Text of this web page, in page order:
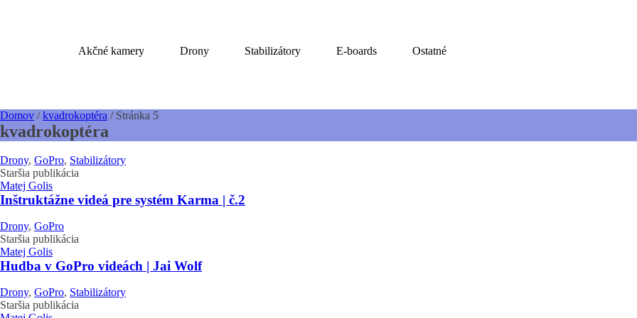
Akčné kamery Drony Stabilizátory E-boards Ostatné
Domov /kvadrokoptéra / Stránka 5
kvadrokoptéra
Drony, GoPro, Stabilizátory
Staršia publikácia
Matej Golis
Inštruktážne videá pre systém Karma | č.2
Drony, GoPro
Staršia publikácia
Matej Golis
Hudba v GoPro videách | Jai Wolf
Drony, GoPro, Stabilizátory
Staršia publikácia